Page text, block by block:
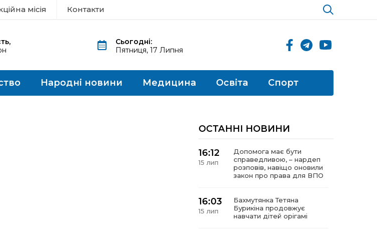
місія Контакти
Сьогодні:
Пятниця, 17 Липня
Народні новини Медицина Освіта Спорт
ОСТАННІ НОВИНИ
16:12
15 лип
Допомога має бути
справедливою, – нардеп
розповів, навіщо оновили
закон про права для ВПО
16:03
15 лип
Бахмутянка Тетяна
Бурикіна продовжує
навчати дітей орігамі